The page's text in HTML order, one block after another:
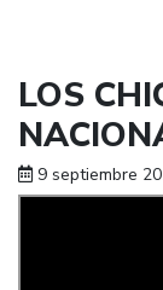
LOS
9 septiembre